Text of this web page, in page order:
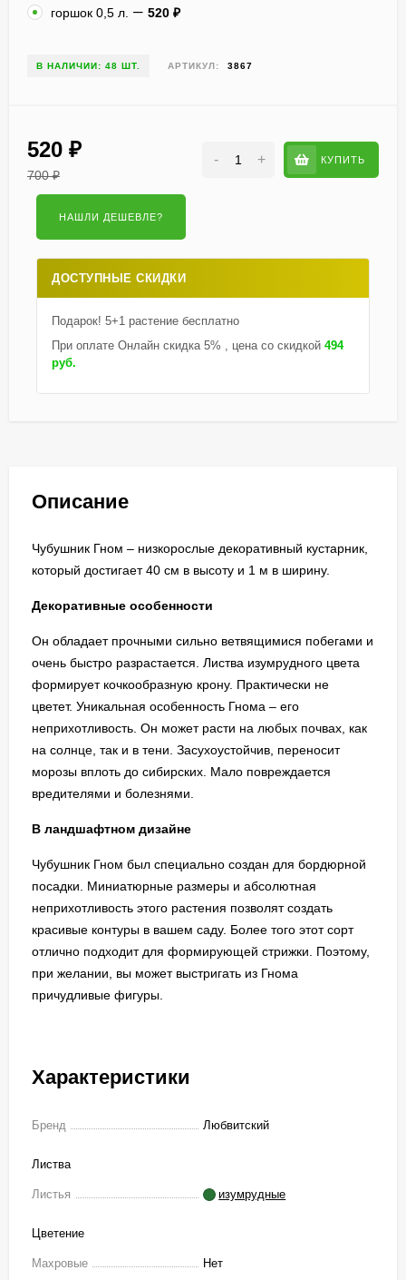
горшок 0,5 л. 520 ₽
В НАЛИЧИИ: 48 ШТ. АРТИКУЛ: 3867
520 ₽
700₽
- + КУПИТЬ
ДОСТУПНЫЕ СКИДКИ
Подарок! 5+1 растение бесплатно
При оплате Онлайн скидка 5% , цена со скидкой 494
руб.
Описание
Чубушник Гном – низкорослые декоративный кустарник,
который достигает 40 см в высоту и 1 м в ширину.
Декоративные особенности
Он обладает прочными сильно ветвящимися побегами и
очень быстро разрастается. Листва изумрудного цвета
формирует кочкообразную крону. Практически не
цветет. Уникальная особенность Гнома – его
неприхотливость. Он может расти на любых почвах, как
на солнце, так и в тени. Засухоустойчив, переносит
морозы вплоть до сибирских. Мало повреждается
вредителями и болезнями.
В ландшафтном дизайне
Чубушник Гном был специально создан для бордюрной
посадки. Миниатюрные размеры и абсолютная
неприхотливость этого растения позволят создать
красивые контуры в вашем саду. Более того этот сорт
отлично подходит для формирующей стрижки. Поэтому,
при желании, вы может выстригать из Гнома
причудливые фигуры.
Характеристики
Бренд Любвитский
Листва
Листья изумрудные
Цветение
Махровые Нет